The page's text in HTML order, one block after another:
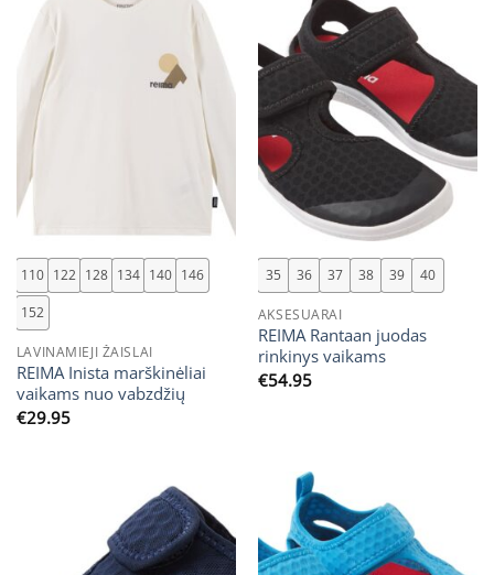
110 122 128 134 140 146
152
LAVINAMIEJI ŽAISLAI
REIMA Inista marškinėliai
vaikams nuo vabzdžių
€29.95
35 36 37 38 39 40
AKSESUARAI
REIMA Rantaan juodas
rinkinys vaikams
€54.95